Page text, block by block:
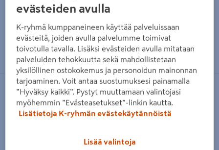
Zoomaa kuvaa sormilla kosketusnäytöllä
Terassilämmitin, pöytämalli 'Ufo'
HORTUS
evästeiden avulla
K-ryhmä kumppaneineen käyttää palveluissaan
evästeitä, joiden avulla palvelumme toimivat
toivotulla tavalla. Lisäksi evästeiden avulla mitataan
palveluiden tehokkuutta sekä mahdollistetaan
yksilöllinen ostokokemus ja personoidun mainonnan
tarjoaminen. Voit antaa suostumuksesi painamalla
”Hyväksy kaikki”. Pystyt muuttamaan valintojasi
myöhemmin ”Evästeasetukset”-linkin kautta.
Lisätietoja K-ryhmän evästekäytännöistä
Lisää valintoja